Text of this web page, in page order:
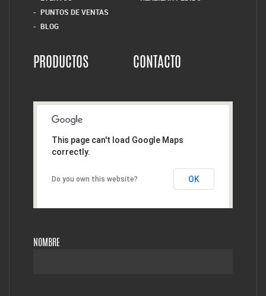
PUNTOS DE VENTAS
BLOG
PRODUCTOS CONTACTO
This page can't load Google Maps
correctly.
Do you own this website? OK
NOMBRE